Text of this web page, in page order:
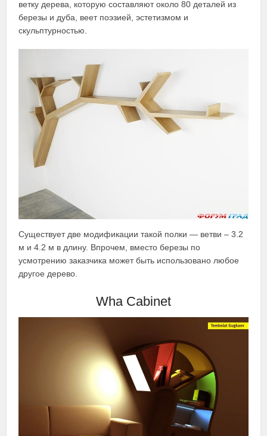
ветку дерева, которую составляют около 80 деталей из
березы и дуба, веет поэзией, эстетизмом и
скульптурностью.
Существует две модификации такой полки — ветви – 3.2
м и 4.2 м в длину. Впрочем, вместо березы по
усмотрению заказчика может быть использовано любое
другое дерево.
Wha Cabinet